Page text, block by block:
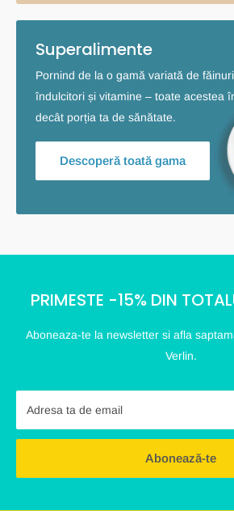
Superalimente
Pornind de la o gamă variată de
îndulcitori și vitamine – toate acestea
decât porția ta de sănătate.
Descoperă toată gama
PRIMESTE -15% DIN
Aboneaza-te la newsletter si afla
Verlin.
Adresa ta de email
Abonează-te